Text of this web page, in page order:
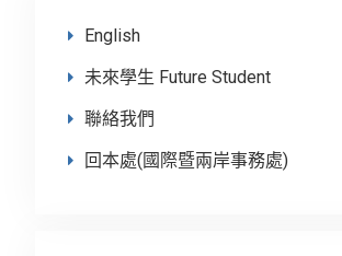
English
未來學生 Future Student
聯絡我們
回本處(國際暨兩岸事務處)